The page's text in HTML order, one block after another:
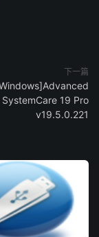
下一篇
SystemCare 19 Pro
v19.5.0.221